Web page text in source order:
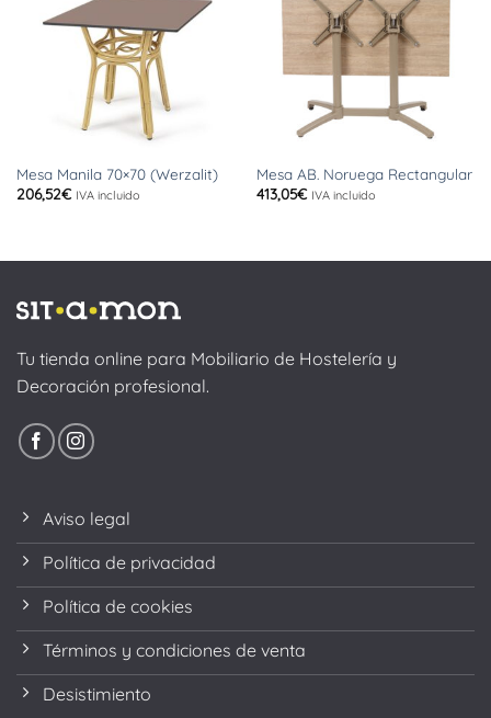
Mesa Manila 70×70 (Werzalit)
206,52€ IVA incluido
Mesa AB. Noruega Rectangular
413,05€ IVA incluido
Tu tienda online para Mobiliario de Hostelería y
Decoración profesional.
Aviso legal
Política de privacidad
Política de cookies
Términos y condiciones de venta
Desistimiento